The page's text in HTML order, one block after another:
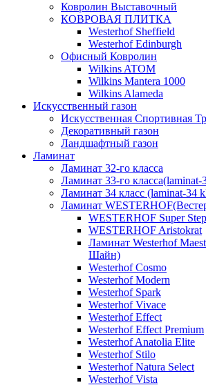
Ковролин Выставочный
КОВРОВАЯ ПЛИТКА
Westerhof Sheffield
Westerhof Edinburgh
Офисный Ковролин
Wilkins ATOM
Wilkins Mantera 1000
Wilkins Alameda
Искусственный газон
Искусственная Спортивная
Декоративный газон
Ландшафтный газон
Ламинат
Ламинат 32-го класса
Ламинат 33-го класса(laminat-
Ламинат 34 класс (laminat-34
Ламинат
WESTERHOF Super Step
WESTERHOF Aristokrat
Ламинат Westerhof
Шайн)
Westerhof Cosmo
Westerhof Modern
Westerhof Spark
Westerhof Vivace
Westerhof Effect
Westerhof Effect Premium
Westerhof Anatolia Elite
Westerhof Stilo
Westerhof Natura Select
Westerhof Vista